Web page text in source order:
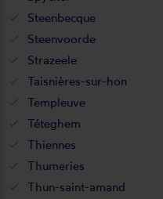
Steenbecque
Steenvoorde
Strazeele
Taisnières-sur-hon
Templeuve
Téteghem
Thiennes
Thumeries
Thun-saint-amand